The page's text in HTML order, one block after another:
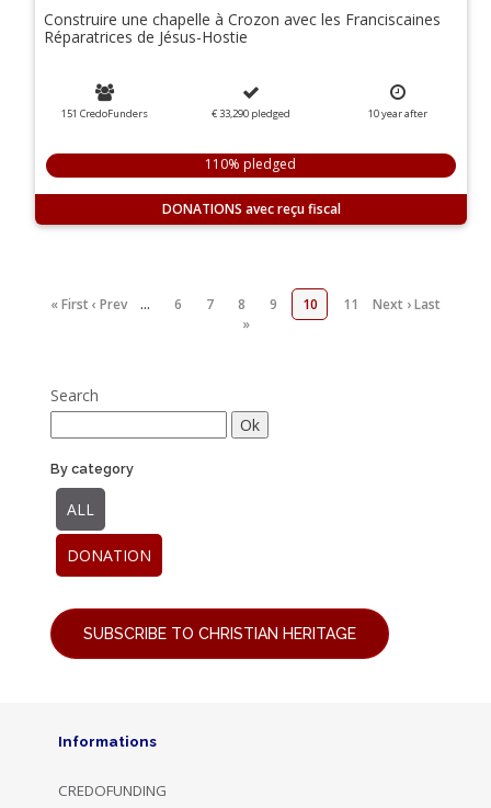
Construire une chapelle à Crozon avec les Franciscaines
Réparatrices de Jésus-Hostie
151 CredoFunders € 33,290 pledged 10yearafter
110% pledged
DONATIONS
« First‹ Prev … 6 7 8 9 10 11 Next ›Last
»
Search
By category
ALL
DONATION
SUBSCRIBE TO CHRISTIAN HERITAGE
Informations
CREDOFUNDING